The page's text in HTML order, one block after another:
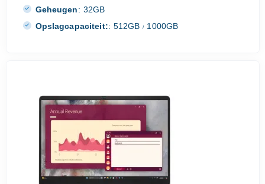
Geheugen: 32GB
Opslagcapaciteit:: 512GB/ 1000GB